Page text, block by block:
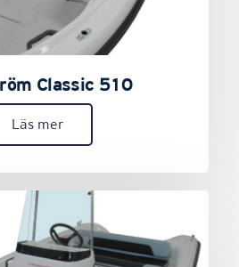
Classic 510
Läs mer